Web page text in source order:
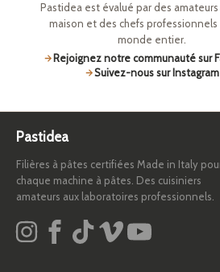
Pastidea est évalué par des
maison et des chefs professionnels
monde entier.
Rejoignez notre communauté sur
Suivez-nous sur Instagram
Pastidea
Filières à pâtes certifiées Made in Italy
chaque machine à pâtes. Des cuisiniers
amateurs aux laboratoires professionnels.